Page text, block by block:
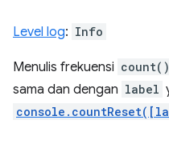
Level log: Info
Menulis frekuensi count()
sama dan dengan label